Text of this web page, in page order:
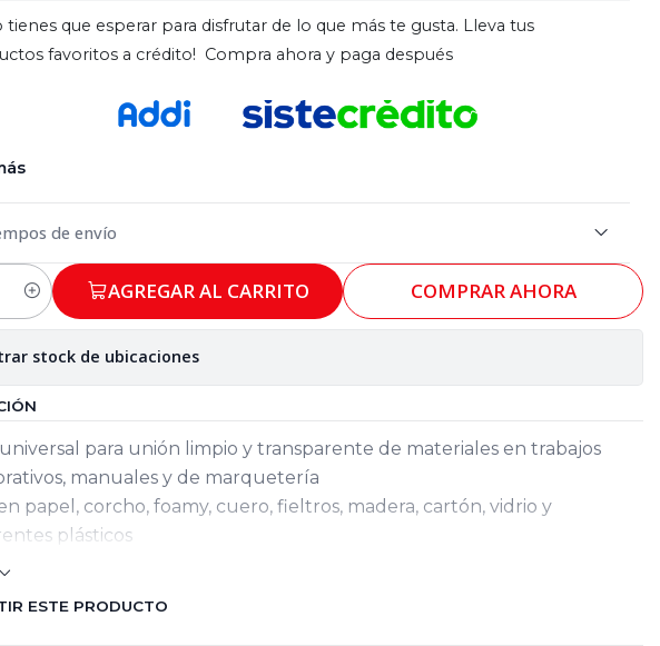
tienes que esperar para disfrutar de lo que más te gusta. Lleva tus
favoritos a crédito! Compra ahora y paga después
de envío
AGREGAR AL CARRITO COMPRAR AHORA
stock de ubicaciones
para unión limpio y transparente de materiales en trabajos
manuales y de marquetería
papel, corcho, foamy, cuero, fieltros, madera, cartón, vidrio y
plásticos
ESTE PRODUCTO